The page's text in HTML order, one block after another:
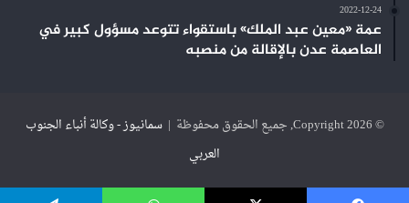
2022-12-24
عمة «معين عبد الملك» باستقواء تتوعد مسؤول كبير في
العاصمة عدن بالإقالة من منصبه
© Copyright 2026, جميع الحقوق محفوظة |
سمانيوز - وكالة أنباء الجنوب
العربي